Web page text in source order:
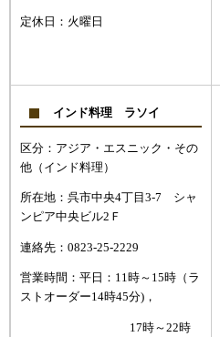
定休日：火曜日
インド料理 ラソイ
区分：アジア・エスニック・その
他（インド料理）
所在地：呉市中央4丁目3-7 シャ
ンピア中央ビル2Ｆ
連絡先：0823-25-2229
営業時間：平日：11時～15時（ラ
ストオーダー14時45分)，
17時～22時